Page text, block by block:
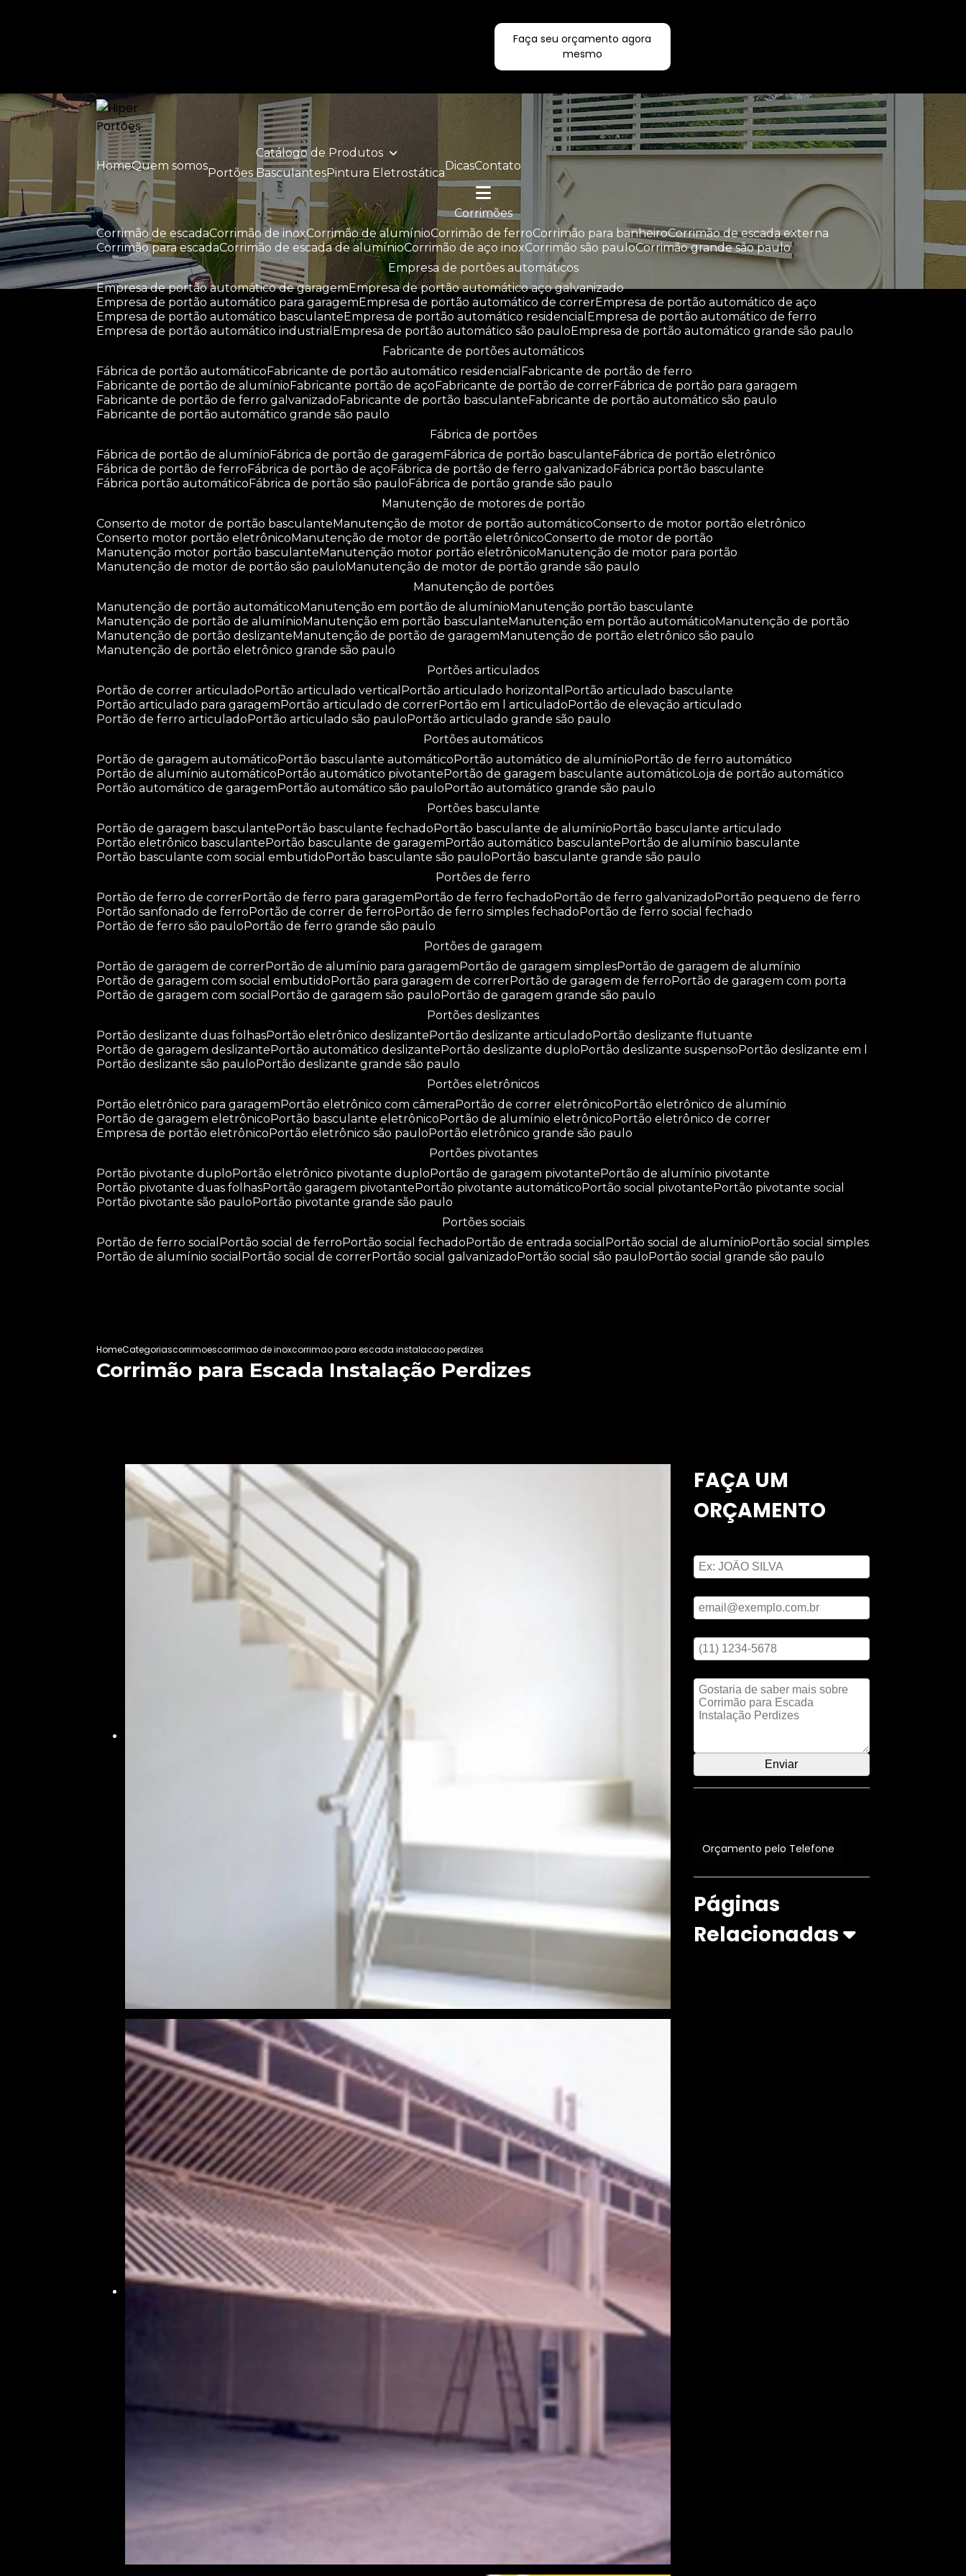
Faça seu orçamento agora
mesmo
Home Quem somos
Catálogo de Produtos
Portões Basculantes
Pintura Eletrostática
Dicas Contato
corrimões
corrimão de escada corrimão de inox corrimão de alumínio corrimão de ferro corrimão para banheiro corrimão de escada externa
corrimão para escada corrimão de escada de alumínio corrimão de aço inox corrimão são paulo corrimão grande são paulo
empresa de portões automáticos
empresa de portão automático de garagem empresa de portão automático aço galvanizado
empresa de portão automático para garagem
empresa de portão automático de correr
empresa de portão automático de aço
empresa de portão automático basculante
empresa de portão automático residencial
empresa de portão automático de ferro
empresa de portão automático industrial
empresa de portão automático são paulo
empresa de portão automático grande são paulo
fabricante de portões automáticos
fábrica de portão automático
fabricante de portão automático residencial
fabricante de portão de ferro
fabricante de portão de alumínio
fabricante portão de aço fabricante de portão de correr fábrica de portão para garagem
fabricante de portão de ferro galvanizado
fabricante de portão basculante
fabricante de portão automático são paulo
fabricante de portão automático grande são paulo
fábrica de portões
fábrica de portão de alumínio
fábrica de portão de garagem fábrica de portão basculante
fábrica de portão eletrônico
fábrica de portão de ferro
fábrica de portão de aço fábrica de portão de ferro galvanizado
fábrica portão basculante
fábrica portão automático
fábrica de portão são paulo
fábrica de portão grande são paulo
manutenção de motores de portão
conserto de motor de portão basculante
manutenção de motor de portão automático conserto de motor portão eletrônico
conserto motor portão eletrônico
manutenção de motor de portão eletrônico conserto de motor de portão
manutenção motor portão basculante
manutenção motor portão eletrônico
manutenção de motor para portão
manutenção de motor de portão são paulo
manutenção de motor de portão grande são paulo
manutenção de portões
manutenção de portão automático
manutenção em portão de alumínio
manutenção portão basculante
manutenção de portão de alumínio
manutenção em portão basculante manutenção em portão automático
manutenção de portão
manutenção de portão deslizante
manutenção de portão de garagem
manutenção de portão eletrônico são paulo
manutenção de portão eletrônico grande são paulo
portões articulados
portão de correr articulado
portão articulado vertical portão articulado horizontal
portão articulado basculante
portão articulado para garagem
portão articulado de correr portão em l articulado
portão de elevação articulado
portão de ferro articulado
portão articulado são paulo
portão articulado grande são paulo
portões automáticos
portão de garagem automático
portão basculante automático portão automático de alumínio
portão de ferro automático
portão de alumínio automático
portão automático pivotante portão de garagem basculante automático loja de portão automático
portão automático de garagem
portão automático são paulo
portão automático grande são paulo
portões basculante
portão de garagem basculante
portão basculante fechado portão basculante de alumínio
portão basculante articulado
portão eletrônico basculante
portão basculante de garagem portão automático basculante
portão de alumínio basculante
portão basculante com social embutido
portão basculante são paulo
portão basculante grande são paulo
portões de ferro
portão de ferro de correr
portão de ferro para garagem portão de ferro fechado portão de ferro galvanizado
portão pequeno de ferro
portão sanfonado de ferro
portão de correr de ferro portão de ferro simples fechado
portão de ferro social fechado
portão de ferro são paulo
portão de ferro grande são paulo
portões de garagem
portão de garagem de correr
portão de alumínio para garagem portão de garagem simples
portão de garagem de alumínio
portão de garagem com social embutido
portão para garagem de correr portão de garagem de ferro
portão de garagem com porta
portão de garagem com social
portão de garagem são paulo
portão de garagem grande são paulo
portões deslizantes
portão deslizante duas folhas
portão eletrônico deslizante portão deslizante articulado
portão deslizante flutuante
portão de garagem deslizante
portão automático deslizante portão deslizante duplo portão deslizante suspenso
portão deslizante em l
portão deslizante são paulo
portão deslizante grande são paulo
portões eletrônicos
portão eletrônico para garagem
portão eletrônico com câmera portão de correr eletrônico
portão eletrônico de alumínio
portão de garagem eletrônico
portão basculante eletrônico portão de alumínio eletrônico
portão eletrônico de correr
empresa de portão eletrônico
portão eletrônico são paulo
portão eletrônico grande são paulo
portões pivotantes
portão pivotante duplo
portão eletrônico pivotante duplo portão de garagem pivotante
portão de alumínio pivotante
portão pivotante duas folhas
portão garagem pivotante portão pivotante automático portão social pivotante
portão pivotante social
portão pivotante são paulo
portão pivotante grande são paulo
portões sociais
portão de ferro social
portão social de ferro portão social fechado portão de entrada social portão social de alumínio
portão social simples
portão de alumínio social
portão social de correr portão social galvanizado portão social são paulo portão social grande são paulo
HomeCategoriascorrimoescorrimao de inoxcorrimao para escada instalacao perdizes
Corrimão para Escada Instalação Perdizes
FAÇA UM
ORÇAMENTO
Orçamento pelo Telefone
Páginas
Relacionadas